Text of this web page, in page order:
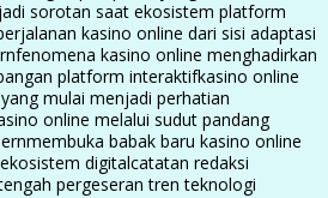
sorotan saat ekosistem platform
kasino online dari sisi adaptasi
fenomena kasino online menghadirkan
platform interaktifkasino online
mulai menjadi perhatian
online melalui sudut pandang
membuka babak baru kasino online
digitalcatatan redaksi
pergeseran tren teknologi